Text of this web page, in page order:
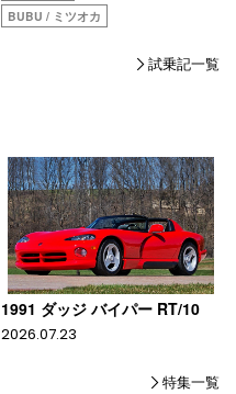
BUBU / ミツオカ
試乗記一覧
1991 ダッジ バイパー RT/10
2026.07.23
特集一覧